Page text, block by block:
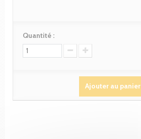
Quantité :
Ajouter au panier